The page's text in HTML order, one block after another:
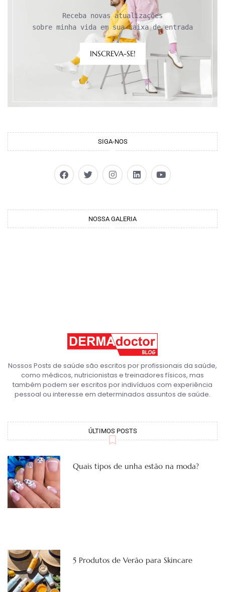
Receba novas atualizações
sobre minha vida em sua caixa de entrada
INSCREVA-SE!
SIGA-NOS
NOSSA GALERIA
Nossos Posts de saúde são escritos por profissionais da saúde,
como médicos, nutricionistas e treinadores físicos, mas
também podem ser escritos por indivíduos com experiência
pessoal ou interesse em determinados assuntos de saúde.
ÚLTIMOS POSTS
Quais tipos de unha estão na moda?
5 Produtos de Verão para Skincare